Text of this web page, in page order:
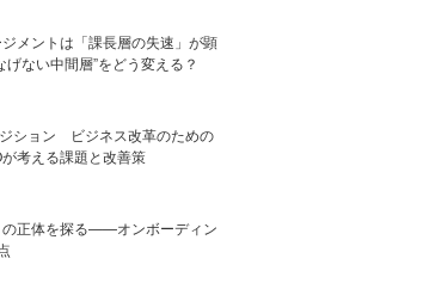
メントは「課長層の失速」が顕
ない中間層”をどう変える？
ション ビジネス改革のための
考える課題と改善策
の正体を探る——オンボーディン